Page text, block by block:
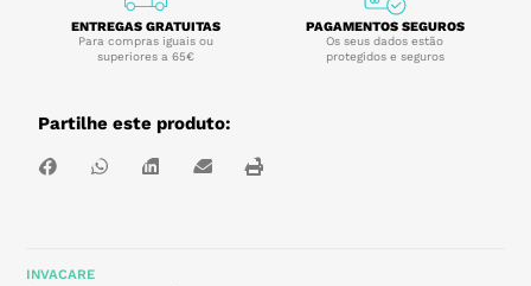
ENTREGAS GRATUITAS
Para compras iguais ou
superiores a 65€
PAGAMENTOS SEGUROS
Os seus dados estão
protegidos e seguros
Partilhe este produto:
INVACARE